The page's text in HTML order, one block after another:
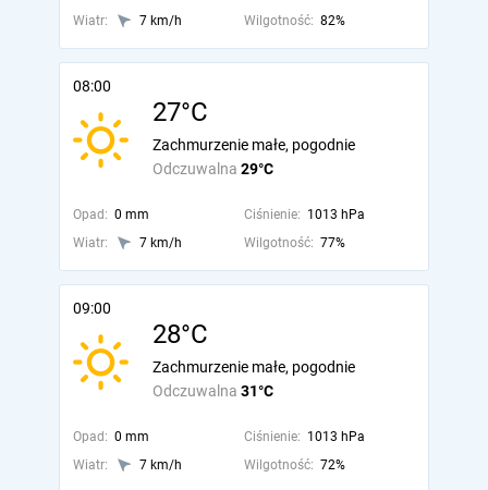
Wiatr: 7 km/h Wilgotność: 82%
08:00
27°C
Odczuwalna 29°C
Zachmurzenie małe, pogodnie
Opad: 0 mm Ciśnienie: 1013 hPa
Wiatr:
7 km/h Wilgotność: 77%
09:00
28°C
Odczuwalna 31°C
Zachmurzenie małe, pogodnie
Opad: 0 mm Ciśnienie: 1013 hPa
Wiatr:
7 km/h Wilgotność: 72%